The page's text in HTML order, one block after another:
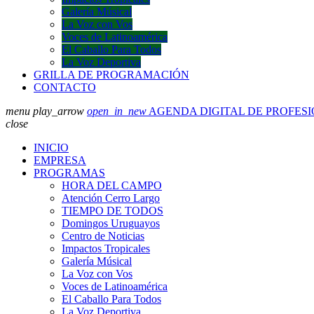
Galería Músical
La Voz con Vos
Voces de Latinoamérica
El Caballo Para Todos
La Voz Deportiva
GRILLA DE PROGRAMACIÓN
CONTACTO
menu play_arrow open_in_new AGENDA DIGITAL DE
close
INICIO
EMPRESA
PROGRAMAS
HORA DEL CAMPO
Atención Cerro Largo
TIEMPO DE TODOS
Domingos Uruguayos
Centro de Noticias
Impactos Tropicales
Galería Músical
La Voz con Vos
Voces de Latinoamérica
El Caballo Para Todos